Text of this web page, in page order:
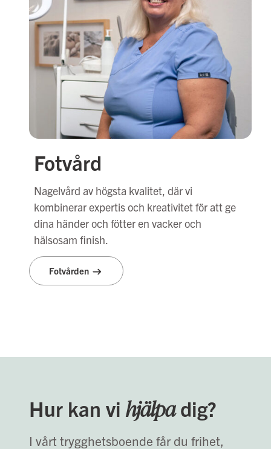
Fotvård
Nagelvård av högsta kvalitet, där vi
kombinerar expertis och kreativitet för att ge
dina händer och fötter en vacker och
hälsosam finish.
Fotvården
Hur kan vi hjälpadig?
I vårt trygghetsboende får du frihet,